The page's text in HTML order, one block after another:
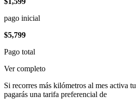
pago inicial
$5,799
Pago total
Ver completo
Si recorres más kilómetros al mes activa
pagarás una tarifa preferencial de